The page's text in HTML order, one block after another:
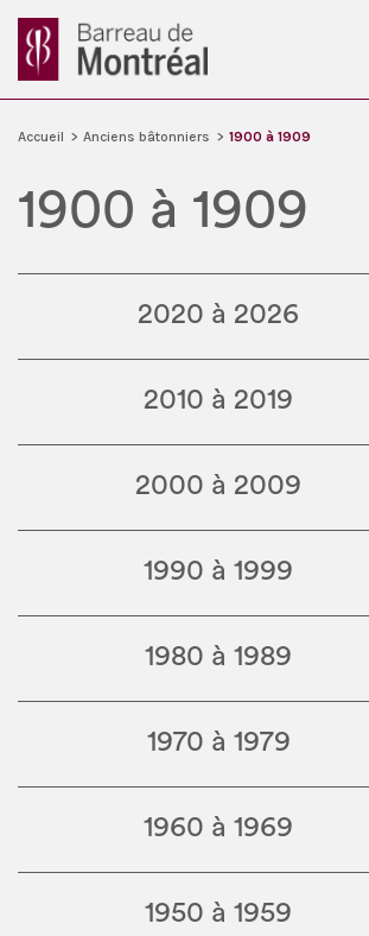
Accueil > Anciens bâtonniers > 1900 à 1909
1900 à 1909
2020 à 2026
2010 à 2019
2000 à 2009
1990 à 1999
1980 à 1989
1970 à 1979
1960 à 1969
1950 à 1959